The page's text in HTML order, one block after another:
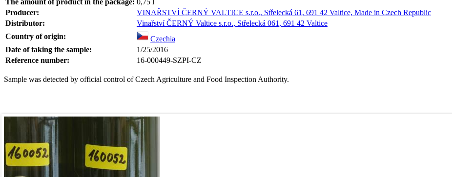
Producer:
VINAŘSTVÍ ČERNÝ VALTICE s.r.o., Střelecká 61, 691 42 Valtice, Made in Czech Republic
Distributor:
Vinařství ČERNÝ Valtice s.r.o., Střelecká 061, 691 42 Valtice
Country of origin:
Czechia
Date of taking the sample:
1/25/2016
Reference number:
16-000449-SZPI-CZ
Sample was detected by official control of Czech Agriculture and Food Inspection Authority.